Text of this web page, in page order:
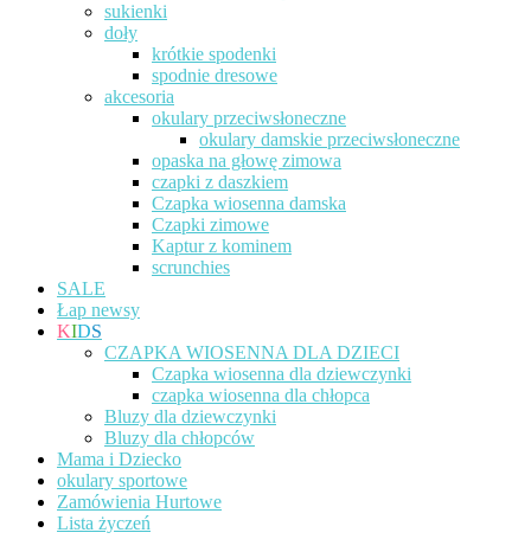
sukienki
doły
krótkie spodenki
spodnie dresowe
akcesoria
okulary przeciwsłoneczne
okulary damskie przeciwsłoneczne
opaska na głowę zimowa
czapki z daszkiem
Czapka wiosenna damska
Czapki zimowe
Kaptur z kominem
scrunchies
SALE
Łap newsy
KIDS
CZAPKA WIOSENNA DLA DZIECI
Czapka wiosenna dla dziewczynki
czapka wiosenna dla chłopca
Bluzy dla dziewczynki
Bluzy dla chłopców
Mama i Dziecko
okulary sportowe
Zamówienia Hurtowe
Lista życzeń